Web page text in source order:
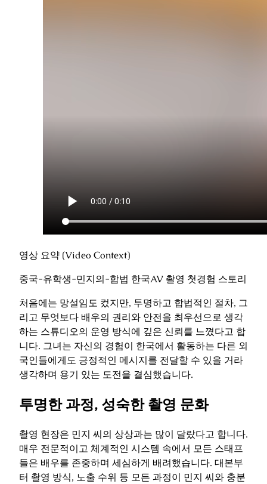
영상 요약 (Video Context)
중국-유학생-민지의-합법 한국AV 촬영 첫경험 스토리
처음에는 망설임도 컸지만, 투명하고 합법적인 절차, 그
리고 무엇보다 배우의 권리와 안전을 최우선으로 생각
하는 스튜디오의 운영 방식에 깊은 신뢰를 느꼈다고 합
니다. 그녀는 자신의 경험이 한국에서 활동하는 다른 외
국인들에게도 긍정적인 메시지를 전달할 수 있을 거라
생각하며 용기 있는 도전을 결심했습니다.
투명한 과정, 성숙한 촬영 문화
촬영 현장은 민지 씨의 상상과는 많이 달랐다고 합니다.
매우 전문적이고 체계적인 시스템 속에서 모든 스태프
들은 배우를 존중하며 세심하게 배려했습니다. 대본부
터 촬영 방식, 노출 수위 등 모든 과정이 민지 씨와 충분